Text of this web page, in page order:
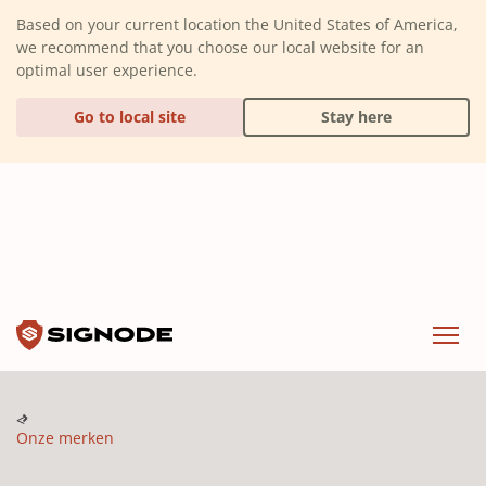
Based on your current location the United States of America,
we recommend that you choose our local website for an
optimal user experience.
Go to local site Stay here
Onze merken